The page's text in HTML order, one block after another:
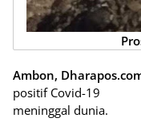
Ambon,
positif Covid-19
meninggal dunia.